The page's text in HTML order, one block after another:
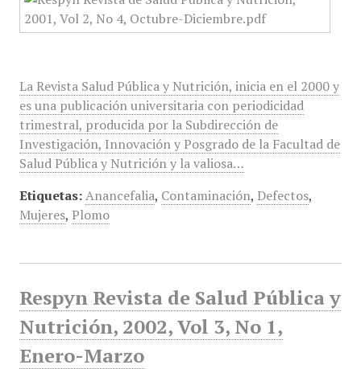
La Revista Salud Pública y Nutrición, inicia en el 2000 y
es una publicación universitaria con periodicidad
trimestral, producida por la Subdirección de
Investigación, Innovación y Posgrado de la Facultad de
Salud Pública y Nutrición y la valiosa…
Etiquetas: Anancefalia, Contaminación, Defectos,
Mujeres, Plomo
Respyn Revista de Salud Pública y
Nutrición, 2002, Vol 3, No 1,
Enero-Marzo